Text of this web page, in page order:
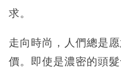
求。
走向時尚，人們總是
價。即使是濃密的頭